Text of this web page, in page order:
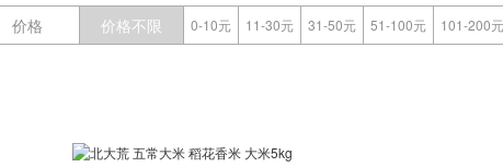
价格 价格不限 0-10元 11-30元 31-50元 51-100元 101-200元